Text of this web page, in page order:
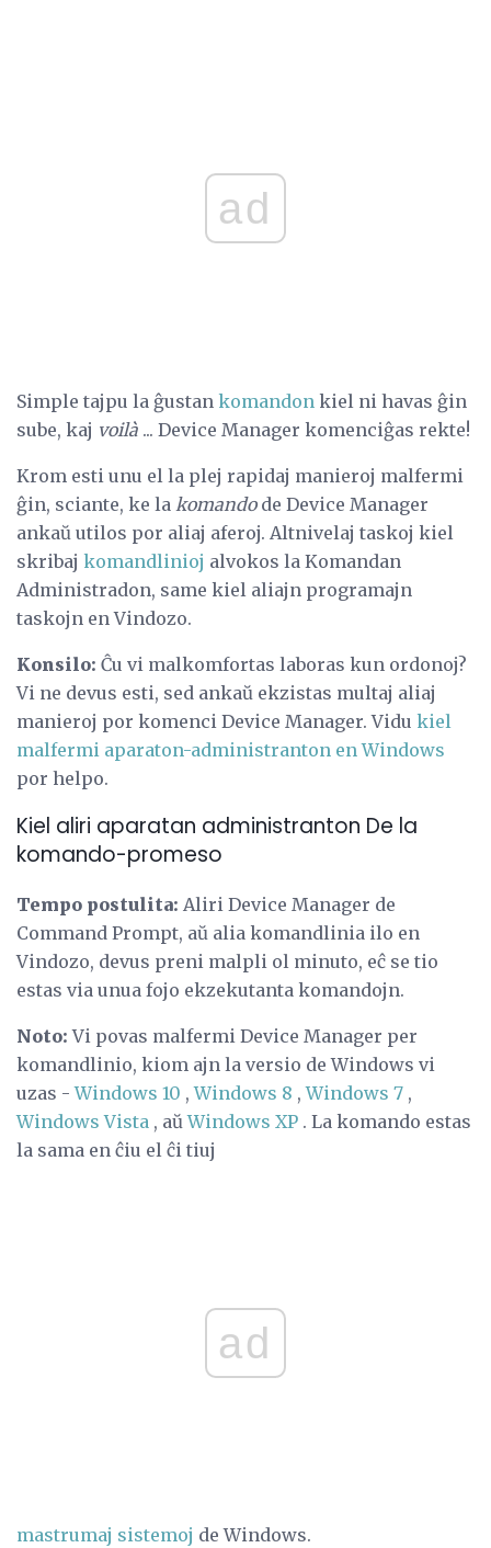
ad
Simple tajpu la ĝustan komandon kiel ni havas ĝin
sube, kaj voilà ... Device Manager komenciĝas rekte!
Krom esti unu el la plej rapidaj manieroj malfermi
ĝin, sciante, ke la komandode Device Manager
ankaŭ utilos por aliaj aferoj. Altnivelaj taskoj kiel
skribaj komandlinioj alvokos la Komandan
Administradon, same kiel aliajn programajn
taskojn en Vindozo.
Konsilo: Ĉu vi malkomfortas laboras kun ordonoj?
Vi ne devus esti, sed ankaŭ ekzistas multaj aliaj
manieroj por komenci Device Manager. Vidu kiel
malfermi aparaton-administranton en Windows
por helpo.
Kiel aliri aparatan administranton De la
komando-promeso
Tempo postulita: Aliri Device Manager de
Command Prompt, aŭ alia komandlinia ilo en
Vindozo, devus preni malpli ol minuto, eĉ se tio
estas via unua fojo ekzekutanta komandojn.
Noto: Vi povas malfermi Device Manager per
komandlinio, kiom ajn la versio de Windows vi
uzas -Windows 10 ,Windows 8 ,Windows 7 ,
Windows Vista , aŭWindows XP . La komando estas
la sama en ĉiu el ĉi tiuj
ad
mastrumaj sistemoj de Windows.